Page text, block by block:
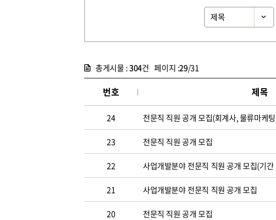
총게시물 :304건 페이지 :29/31
번호 제목
24 전문직 직원 공개 모집(회계사, 물류마케
23 전문직 직원 공개 모집
22 사업개발분야 전문직 직원 공개 모집(기간
21 사업개발분야 전문직 직원 공개 모집
20 전문직 직원 공개 모집